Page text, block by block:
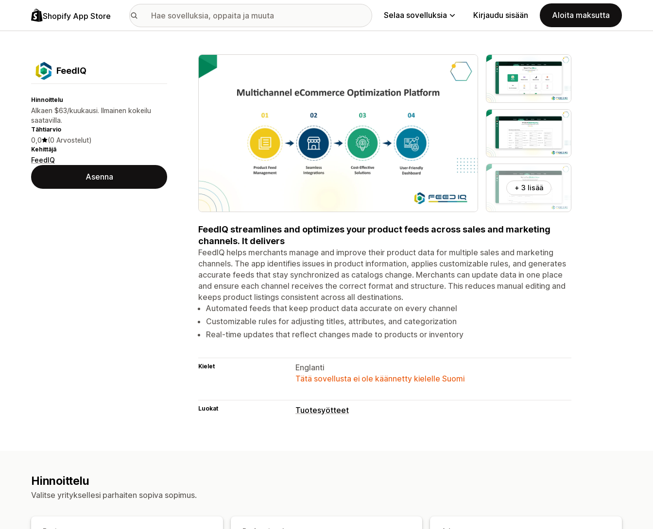
Shopify App Store Selaa sovelluksia Kirjaudu sisään Aloita maksutta
FeedIQ
Hinnoittelu
Alkaen $63/kuukausi. Ilmainen kokeilu
saatavilla.
Tähtiarvio
0,0 (0 Arvostelut)
Kehittäjä
FeedIQ
Asenna
Esittelykuvagalleria
+ 3 lisää
FeedIQ streamlines and optimizes your product feeds across sales and marketing
channels. It delivers
FeedIQ helps merchants manage and improve their product data for multiple sales and marketing
channels. The app identifies issues in product information, applies customizable rules, and generates
accurate feeds that stay synchronized as catalogs change. Merchants can update data in one place
and ensure each channel receives the correct format and structure. This reduces manual editing and
keeps product listings consistent across all destinations.
Automated feeds that keep product data accurate on every channel
Customizable rules for adjusting titles, attributes, and categorization
Real-time updates that reflect changes made to products or inventory
Kielet
Englanti
Tätä sovellusta ei ole käännetty kielelle Suomi
Luokat Tuotesyötteet
Hinnoittelu
Valitse yrityksellesi parhaiten sopiva sopimus.